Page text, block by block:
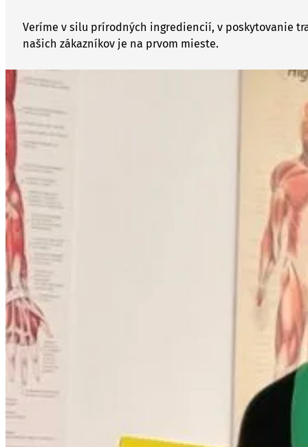
Veríme v silu prírodných ingrediencií, v poskytovanie
našich zákazníkov je na prvom mieste.